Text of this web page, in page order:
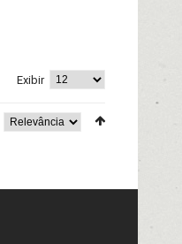
Exibir